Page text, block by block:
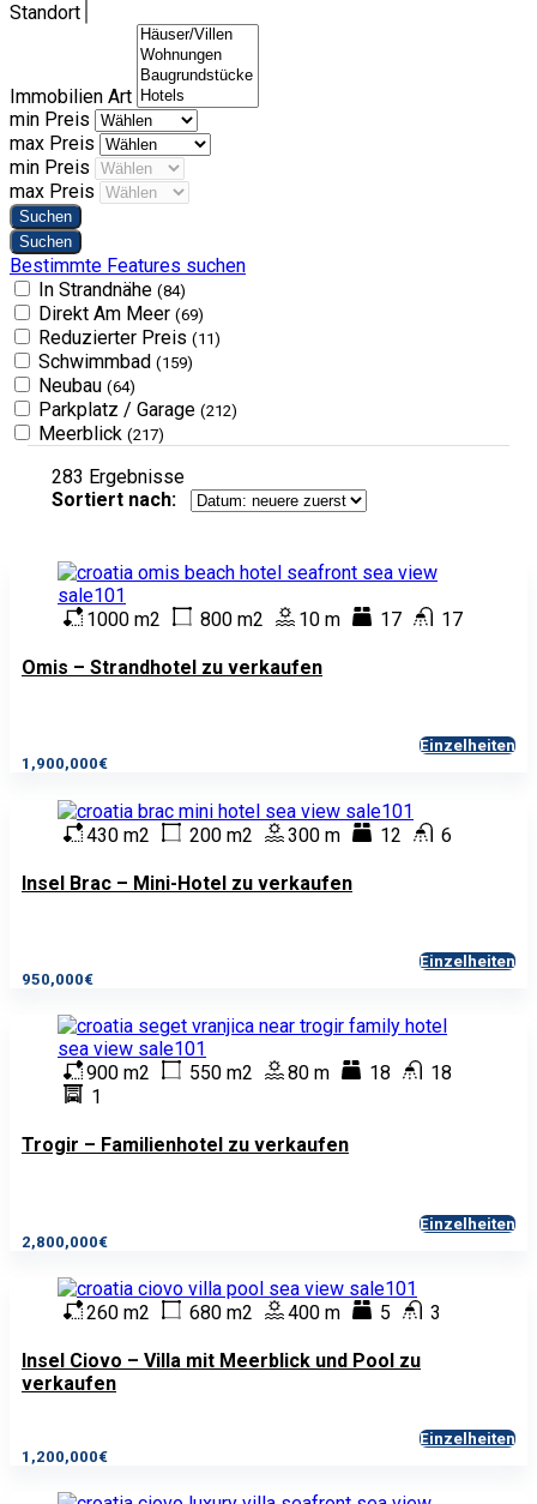
Standort
Immobilien Art
min Preis
max Preis
min Preis
max Preis
Bestimmte Features suchen
In Strandnähe (84)
Direkt Am Meer (69)
Reduzierter Preis (11)
Schwimmbad (159)
Neubau (64)
Parkplatz / Garage (212)
Meerblick (217)
283 Ergebnisse
Sortiert nach:
1000 m2 800 m2 10 m 17 17
Omis – Strandhotel zu verkaufen
1,900,000€
Einzelheiten
430 m2 200 m2 300 m 12 6
Insel Brac – Mini-Hotel zu verkaufen
950,000€
Einzelheiten
900 m2 550 m2 80 m 18
18
1
Trogir – Familienhotel zu verkaufen
2,800,000€
Einzelheiten
260 m2 680 m2 400 m 5 3
Insel Ciovo – Villa mit Meerblick und Pool zu
verkaufen
1,200,000€
Einzelheiten